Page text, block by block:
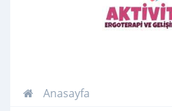
Anasayfa